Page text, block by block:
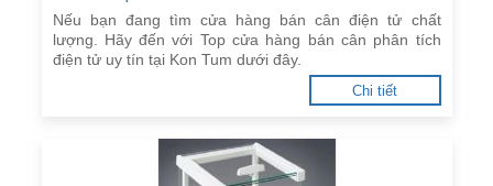
Nếu bạn đang tìm cửa hàng bán cân điện tử chất
lượng. Hãy đến với Top cửa hàng bán cân phân tích
điện tử uy tín tại Kon Tum dưới đây.
Chi tiết